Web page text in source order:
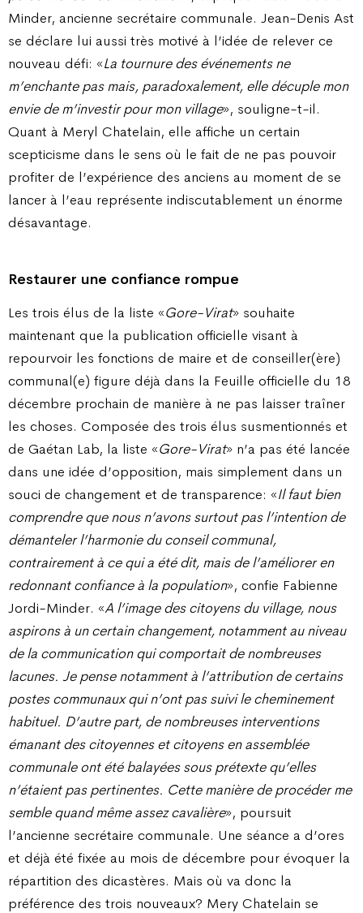
Minder, ancienne secrétaire communale. Jean-Denis Ast
se déclare lui aussi très motivé à l’idée de relever ce
nouveau défi: «La tournure des événements ne
m’enchante pas mais, paradoxalement, elle décuple mon
envie de m’investir pour mon village», souligne-t-il.
Quant à Meryl Chatelain, elle affiche un certain
scepticisme dans le sens où le fait de ne pas pouvoir
profiter de l’expérience des anciens au moment de se
lancer à l’eau représente indiscutablement un énorme
désavantage.
Restaurer une confiance rompue
Les trois élus de la liste «Gore-Virat» souhaite
maintenant que la publication officielle visant à
repourvoir les fonctions de maire et de conseiller(ère)
communal(e) figure déjà dans la Feuille officielle du 18
décembre prochain de manière à ne pas laisser traîner
les choses. Composée des trois élus susmentionnés et
de Gaétan Lab, la liste «Gore-Virat» n’a pas été lancée
dans une idée d’opposition, mais simplement dans un
souci de changement et de transparence: «Il faut bien
comprendre que nous n’avons surtout pas l’intention de
démanteler l’harmonie du conseil communal,
contrairement à ce qui a été dit, mais de l’améliorer en
redonnant confiance à la population», confie Fabienne
Jordi-Minder. «A l’image des citoyens du village, nous
aspirons à un certain changement, notamment au niveau
de la communication qui comportait de nombreuses
lacunes. Je pense notamment à l’attribution de certains
postes communaux qui n’ont pas suivi le cheminement
habituel. D’autre part, de nombreuses interventions
émanant des citoyennes et citoyens en assemblée
communale ont été balayées sous prétexte qu’elles
n’étaient pas pertinentes. Cette manière de procéder me
semble quand même assez cavalière», poursuit
l’ancienne secrétaire communale. Une séance a d’ores
et déjà été fixée au mois de décembre pour évoquer la
répartition des dicastères. Mais où va donc la
préférence des trois nouveaux? Mery Chatelain se